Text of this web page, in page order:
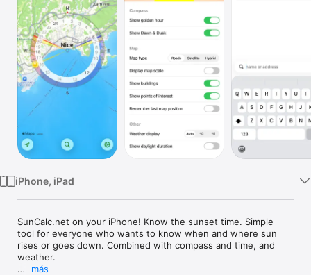
TV
iPhone, iPad
SunCalc.net on your iPhone! Know the sunset time. Simple
tool for everyone who wants to know when and where sun
rises or goes down. Combined with compass and time, and
weather.
más